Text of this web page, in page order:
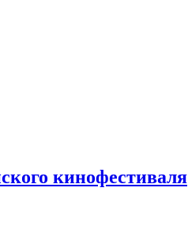
кинофестиваля